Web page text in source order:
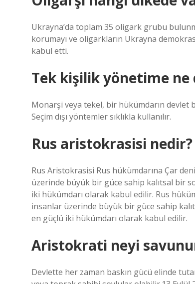
Ukrayna’da toplam 35 oligark grubu
korumayı ve oligarkların Ukrayna
kabul etti.
Tek kişilik yönetime ne
Monarşi veya tekel, bir hükümdarın devlet
Seçim dışı yöntemler sıklıkla kullanılır.
Rus aristokrasisi nedir?
Rus Aristokrasisi Rus hükümdarına Çar
üzerinde büyük bir güce sahip kalıtsal bir
iki hükümdarı olarak kabul edilir. Rus
insanlar üzerinde büyük bir güce sahip
en güçlü iki hükümdarı olarak kabul edilir.
Aristokrati neyi
Devlette her zaman baskın gücü elinde